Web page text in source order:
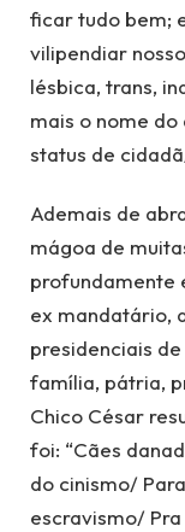
ficar tudo bem;
vilipendiar
lésbica, trans,
mais o nome
status de
Ademais de
mágoa de
profundamente
ex mandatário,
presidenciais
família, pátria,
Chico César
foi: “Cães
do cinismo/
escravismo/